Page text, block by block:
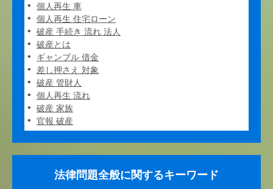
個人再生 車
個人再生 住宅ローン
破産 手続き 流れ 法人
破産とは
ギャンブル 借金
差し押さえ 対象
破産 管財人
個人再生 流れ
破産 家族
官報 破産
法律問題全般に関するキーワード